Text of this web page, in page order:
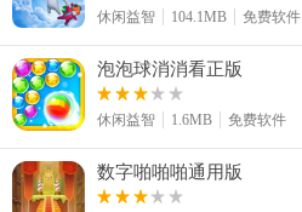
休闲益智 104.1MB 免费软件
泡泡球消消看正版
休闲益智 1.6MB 免费软件
数字啪啪啪通用版